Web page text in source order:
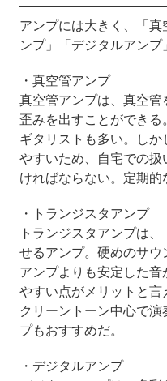
アンプには大きく、「
ンプ」「デジタルアンプ
・真空管アンプ
真空管アンプは、真空
歪みを出すことができ
ギタリストも多い。し
やすいため、自宅での
ければならない。定期的
・トランジスタアンプ
トランジスタアンプは
せるアンプ。硬めのサ
アンプよりも安定した
やすい点がメリットと
クリーントーン中心で
プもおすすめだ。
・デジタルアンプ